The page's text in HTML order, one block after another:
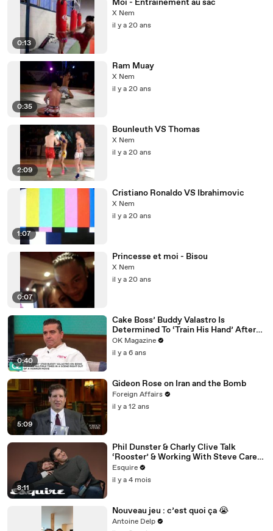
0:13
Moi - Entrainement au sac
X Nem
il y a 20 ans
0:35
Ram Muay
X Nem
il y a 20 ans
2:09
Bounleuth VS Thomas
X Nem
il y a 20 ans
1:07
Cristiano Ronaldo VS Ibrahimovic
X Nem
il y a 20 ans
0:07
Princesse et moi - Bisou
X Nem
il y a 20 ans
0:40
Cake Boss’ Buddy Valastro Is
Determined To ‘Train His Hand’ After
Accident: Watch
OK Magazine
il y a 6 ans
5:09
Gideon Rose on Iran and the Bomb
Foreign Affairs
il y a 12 ans
8:11
Phil Dunster & Charly Clive Talk
‘Rooster’ & Working With Steve Carell
| Inquiring Minds | Esquire
Esquire
il y a 4 mois
Nouveau jeu : c’est quoi ça 😭
Antoine Delp